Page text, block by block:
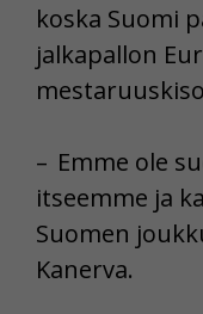
koska Suomi
jalkapallon
– Emme ole
itseemme ja
Suomen
Kanerva.